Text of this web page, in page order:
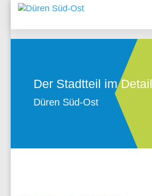
Der Stadtteil im Detail
Düren Süd-Ost